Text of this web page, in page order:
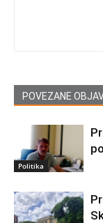
POVEZANE
Politika